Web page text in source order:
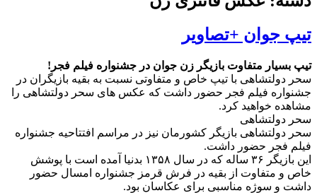
تیپ جوان +تصاویر
تیپ بسیار متفاوت بازیگر زن جوان در جشنواره فیلم فجر!
سحر دولتشاهی با تیپ خاص و متفاوتی نسبت به بقیه بازیگران در
جشنواره فیلم فجر حضور داشت که عکس های سحر دولتشاهی را
مشاهده خواهید کرد.
سحر دولتشاهی
سحر دولتشاهی بازیگر کشورمان نیز در مراسم افتتاحیه جشنواره
فیلم فجر حضور داشت.
این بازیگر ۳۶ ساله که در سال ۱۳۵۸ بدنیا آمده است با پوشش
خاص و متفاوت از بقیه در فرش قرمز جشنواره امسال حضور
داشت و سوژه مناسبی برای عکاسان بود.